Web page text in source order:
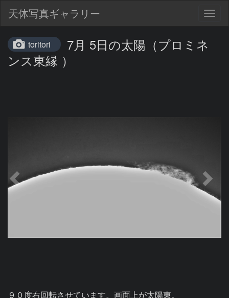
天体写真ギャラリー
toritori
7月 5日の太陽（プロミネ
ンス東縁 ）
９０度右回転させています。画面上が太陽東。